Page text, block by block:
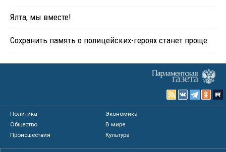
Ялта, мы вместе!
Сохранить память о полицейских-героях станет проще
Политика
Экономика
Общество
В мире
Происшествия
Культура